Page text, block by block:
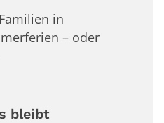
in
– oder
bleibt